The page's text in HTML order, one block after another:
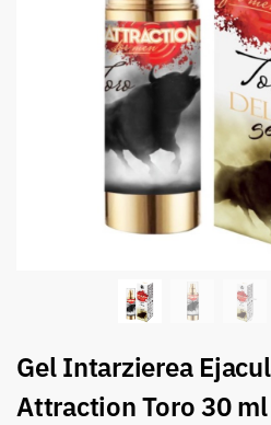
Gel Intarzierea
Attraction Toro 30